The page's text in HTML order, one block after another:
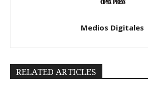
Medios Digitales
RELATED ARTICLES